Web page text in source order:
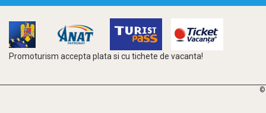
Promoturism accepta plata si cu tichete de vacanta!
©